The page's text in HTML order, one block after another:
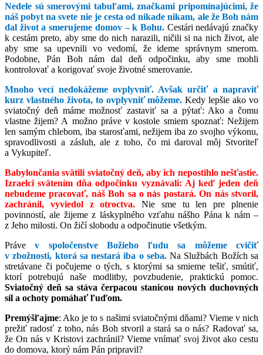
Nedele sú smerovými tabuľami, značkami pripomínajúcimi, že
náš pobyt na svete nie je cesta od nikade nikam, ale že Boh nám
dal život a smerujeme domov – k Bohu. Cestári nedávajú značky
k cestám preto, aby sme do nich narazili, ničili si na nich život, ale
aby sme sa upevnili vo vedomí, že ideme správnym smerom.
Podobne, Pán Boh nám dal deň odpočinku, aby sme mohli
kontrolovať a korigovať svoje životné smerovanie.
Mnoho vecí nedokážeme ovplyvniť. Avšak určiť a napraviť
kurz vlastného života, to ovplyvniť môžeme.Kedy lepšie ako vo
sviatočný deň máme možnosť zastaviť sa a pýtať: Ako a čomu
vlastne žijem? A možno práve v kostole smiem spoznať: Nežijem
len samým chlebom, iba starosťami, nežijem iba zo svojho výkonu,
spravodlivosti a zásluh, ale z toho, čo mi daroval môj Stvoriteľ
a Vykupiteľ.
Babylončania svätili sviatočný deň, aby ich nepostihlo nešťastie.
Izraelci svätením dňa odpočinku vyznávali: Aj keď jeden deň
nebudeme pracovať, náš Boh sa o nás postará. On nás stvoril,
zachránil, vyviedol z otroctva.Nie sme tu len pre plnenie
povinností, ale žijeme z láskyplného vzťahu nášho Pána k nám –
z Jeho milosti. On žičí slobodu a odpočinutie všetkým.
Právev spoločenstve Božieho ľudu sa môžeme cvičiť
v zbožnosti, ktorá sa nestará iba o seba.Na Službách Božích sa
stretávane či počujeme o tých, s ktorými sa smieme tešiť, smútiť,
ktorí potrebujú naše modlitby, povzbudenie, praktickú pomoc.
Sviatočný deň sa stáva čerpacou stanicou nových duchovných
síl a ochoty pomáhať ľuďom.
Premýšľajme: Ako je to s našimi sviatočnými dňami? Vieme v nich
prežiť radosť z toho, nás Boh stvoril a stará sa o nás? Radovať sa,
že On nás v Kristovi zachránil? Vieme vnímať svoj život ako cestu
do domova, ktorý nám Pán pripravil?